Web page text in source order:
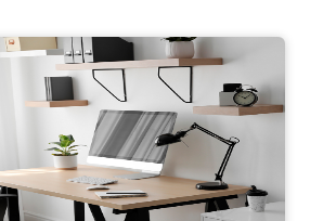
home office o en una